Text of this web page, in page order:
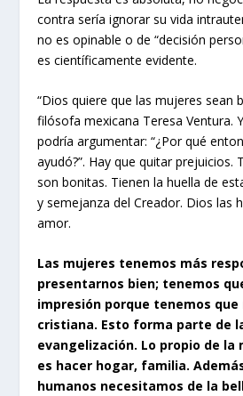
contra sería ignorar su vida
no es opinable o de “decisión
es científicamente evidente.
“Dios quiere que las mujeres sean
filósofa mexicana Teresa Ventura.
podría argumentar: “¿Por qué
ayudó?”. Hay que quitar prejuicios.
son bonitas. Tienen la huella de
y semejanza del Creador. Dios las
amor.
Las mujeres tenemos más
presentarnos bien; tenemos
impresión porque tenemos
cristiana. Esto forma parte de
evangelización. Lo propio de la
es hacer hogar, familia.
humanos necesitamos de la